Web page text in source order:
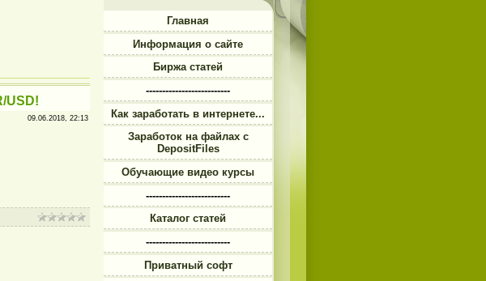
USD!
09.06.2018, 22:13
Главная
Информация о сайте
Биржа статей
--------------------------
Как заработать в интернете...
Заработок на файлах с
DepositFiles
Обучающие видео курсы
--------------------------
Каталог статей
--------------------------
Приватный софт